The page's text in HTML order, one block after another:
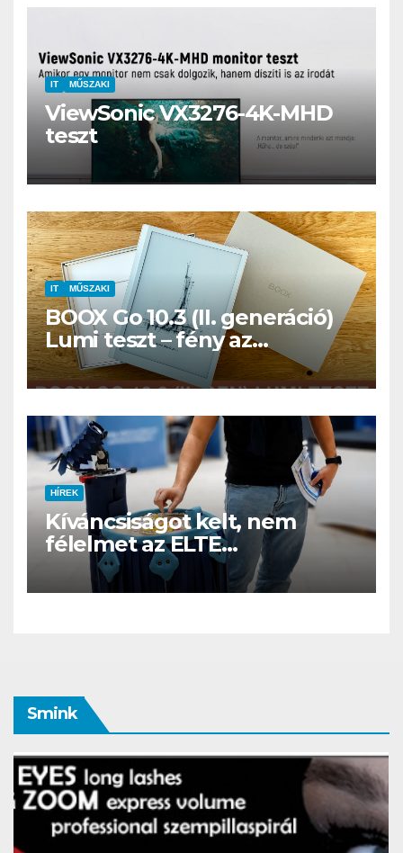
IT MŰSZAKI
ViewSonic VX3276-4K-MHD
teszt
IT MŰSZAKI
BOOX Go 10.3 (II. generáció)
Lumi teszt – fény az
éjszakában, fél könyvtár a
családi csomagban
HÍREK
Kíváncsiságot kelt, nem
félelmet az ELTE
etológusainak felszolgáló
robotja
Smink